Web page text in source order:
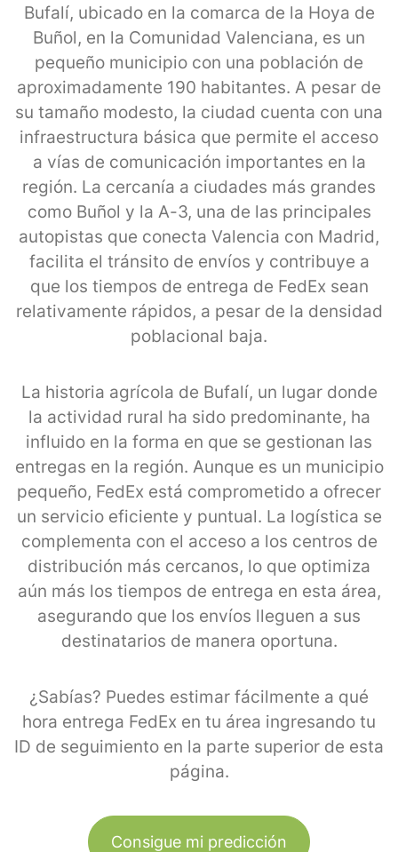
Bufalí, ubicado en la comarca de la Hoya de
Buñol, en la Comunidad Valenciana, es un
pequeño municipio con una población de
aproximadamente 190 habitantes. A pesar de
su tamaño modesto, la ciudad cuenta con una
infraestructura básica que permite el acceso
a vías de comunicación importantes en la
región. La cercanía a ciudades más grandes
como Buñol y la A-3, una de las principales
autopistas que conecta Valencia con Madrid,
facilita el tránsito de envíos y contribuye a
que los tiempos de entrega de FedEx sean
relativamente rápidos, a pesar de la densidad
poblacional baja.
La historia agrícola de Bufalí, un lugar donde
la actividad rural ha sido predominante, ha
influido en la forma en que se gestionan las
entregas en la región. Aunque es un municipio
pequeño, FedEx está comprometido a ofrecer
un servicio eficiente y puntual. La logística se
complementa con el acceso a los centros de
distribución más cercanos, lo que optimiza
aún más los tiempos de entrega en esta área,
asegurando que los envíos lleguen a sus
destinatarios de manera oportuna.
¿Sabías? Puedes estimar fácilmente a qué
hora entrega FedEx en tu área ingresando tu
ID de seguimiento en la parte superior de esta
página.
Consigue mi predicción